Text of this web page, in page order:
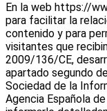
En la web https://
para facilitar la
contenido y para
visitantes que
2009/136/CE,
apartado segundo
Sociedad de la
Agencia Española